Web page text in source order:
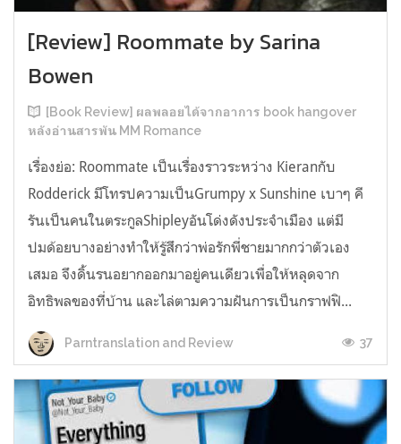
[Review] Roommate by Sarina
Bowen
[Book Review] ผลพลอยได้จากอาการ book hangover
หลังอ่านสารพัน MM Romance
เรื่องย่อ: Roommate เป็นเรื่องราวระหว่าง Kieranกับ
Rodderick มีโทรปความเป็นGrumpy x Sunshine เบาๆ คี
รันเป็นคนในตระกูลShipleyอันโด่งดังประจำเมือง แต่มี
ปมด้อยบางอย่างทำให้รู้สึกว่าพ่อรักพี่ชายมากกว่าตัวเอง
เสมอ จึงดิ้นรนอยากออกมาอยู่คนเดียวเพื่อให้หลุดจาก
อิทธิพลของที่บ้าน และไล่ตามความฝันการเป็นกราฟฟิ...
Parntranslation and Review 37